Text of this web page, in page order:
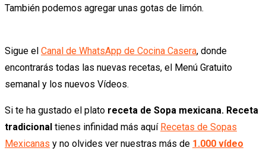
También podemos agregar unas gotas de limón.
Sigue el Canal de WhatsApp de Cocina Casera, donde
encontrarás todas las nuevas recetas, el Menú Gratuito
semanal y los nuevos Vídeos.
Si te ha gustado el plato receta de Sopa mexicana. Receta
tradicional tienes infinidad más aquí Recetas de Sopas
Mexicanas y no olvides ver nuestras más de 1.000 vídeo